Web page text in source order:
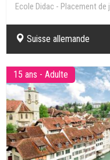
Ecole Didac - Placement de
Suisse allemande
15 ans - Adulte